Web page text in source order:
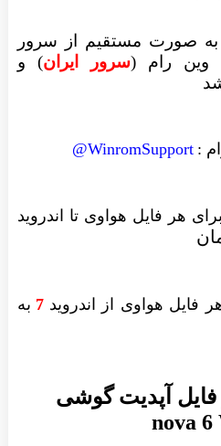
به صورت مستقیم از سرور
وین رام (سرور ایران) و
:
WinromSupport@
برای هر فایل هواوی تا اندروید
فایل هواوی از اندروید7 به
فایل آپدیت گوشی